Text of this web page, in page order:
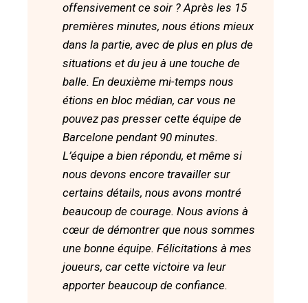
offensivement ce soir ? Après les 15
premières minutes, nous étions mieux
dans la partie, avec de plus en plus de
situations et du jeu à une touche de
balle. En deuxième mi-temps nous
étions en bloc médian, car vous ne
pouvez pas presser cette équipe de
Barcelone pendant 90 minutes.
L’équipe a bien répondu, et même si
nous devons encore travailler sur
certains détails, nous avons montré
beaucoup de courage. Nous avions à
cœur de démontrer que nous sommes
une bonne équipe. Félicitations à mes
joueurs, car cette victoire va leur
apporter beaucoup de confiance.